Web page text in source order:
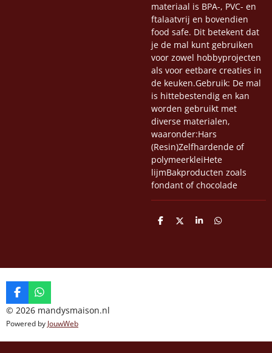
materiaal is BPA-, PVC- en
ftalaatvrij en bovendien
food safe. Dit betekent dat
je de mal kunt gebruiken
voor zowel hobbyprojecten
als voor eetbare creaties in
de keuken.Gebruik: De mal
is hittebestendig en kan
worden gebruikt met
diverse materialen,
waaronder:Hars
(Resin)Zelfhardende of
polymeerkleiHete
lijmBakproducten zoals
fondant of chocolade
D
D
S
D
F
a
c
e
o
W
h
a
t
A
© 2026 mandysmaison.nl
Powered by JouwWeb